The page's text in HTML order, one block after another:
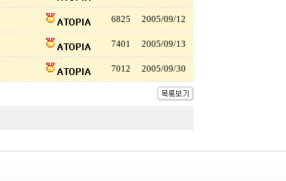
6825 2005/09/12
7401 2005/09/13
7012 2005/09/30